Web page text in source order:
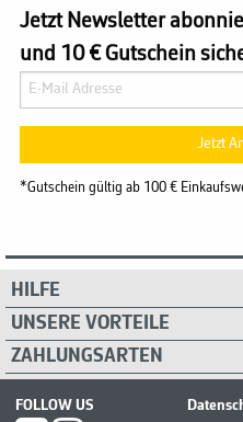
Jetzt Newsletter
und 10 € Gutschein
Jetzt
*Gutschein gültig ab 100 €
HILFE
UNSERE VORTEILE
ZAHLUNGSARTEN
FOLLOW US